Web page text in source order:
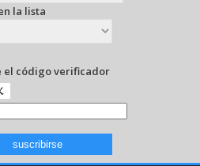
la lista
el código verificador